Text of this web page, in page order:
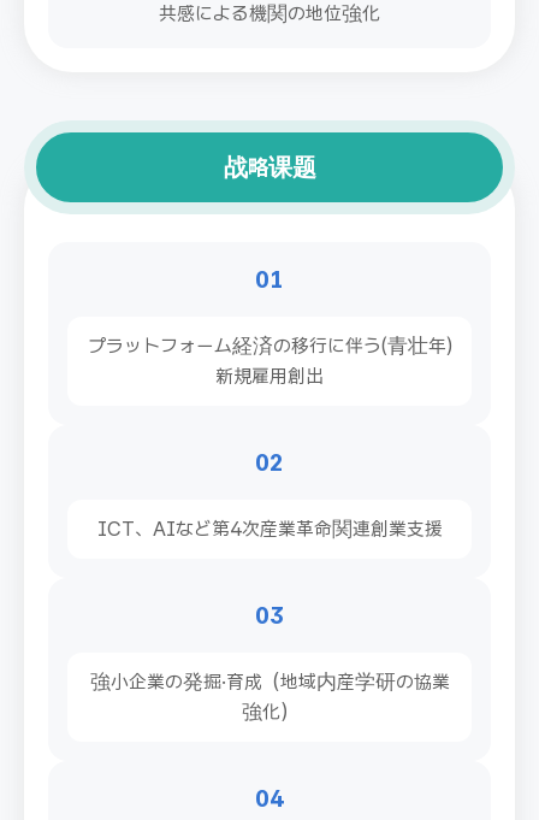
共感による機関の地位強化
战略课题
01
プラットフォーム経済の移行に伴う(青壮年)
新規雇用創出
02
ICT、AIなど第4次産業革命関連創業支援
03
強小企業の発掘·育成（地域内産学研の協業
強化）
04